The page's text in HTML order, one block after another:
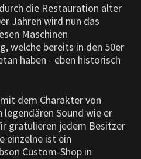
die Restauration alter
Jahren wird nun das
Maschinen
welche bereits in den 50er
haben - eben historisch
dem Charakter von
Sound wie er
gratulieren jedem Besitzer
einzelne ist ein
Custom-Shop in